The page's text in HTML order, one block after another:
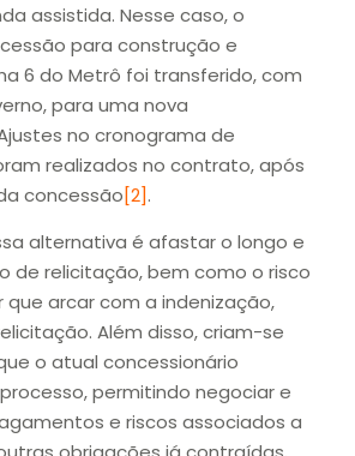
assistida. Nesse caso, o
para construção e
6 do Metrô foi transferido, com
para uma nova
no cronograma de
realizados no contrato, após
concessão[2].
alternativa é afastar o longo e
de relicitação, bem como o risco
arcar com a indenização,
Além disso, criam-se
o atual concessionário
permitindo negociar e
e riscos associados a